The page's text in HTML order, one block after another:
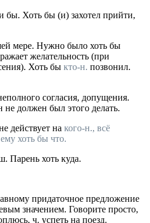
бы. Хоть бы (и) захотел прийти,
мере. Нужно было хоть бы
желательность (при
Хоть бы кто-н. позвонил.
согласия, допущения.
не должен был этого делать.
действует на кого-н., всё
хоть бы что.
Парень хоть куда.
придаточное предложение
значением. Говорите просто,
ч. успеть на поезд.